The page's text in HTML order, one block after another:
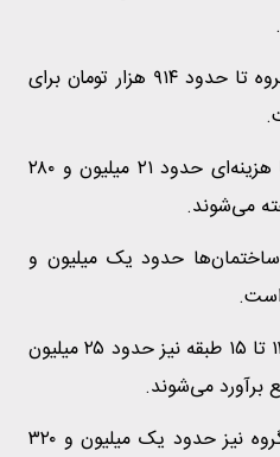
تعرفه خدمات مهندسی این گروه تا حدود ۹۱۴ هزار تومان برای
ساختمان‌های ۱۱ و ۱۲ طبقه با هزینه‌ای حدود ۲۱ میلیون و ۲۸۰
می‌شوند.
حدود یک میلیون و
هزینه ساخت ساختمان‌های ۱۳ تا ۱۵ طبقه نیز حدود ۲۵ میلیون
تعرفه خدمات مهندسی این گروه نیز حدود یک میلیون و ۳۲۰